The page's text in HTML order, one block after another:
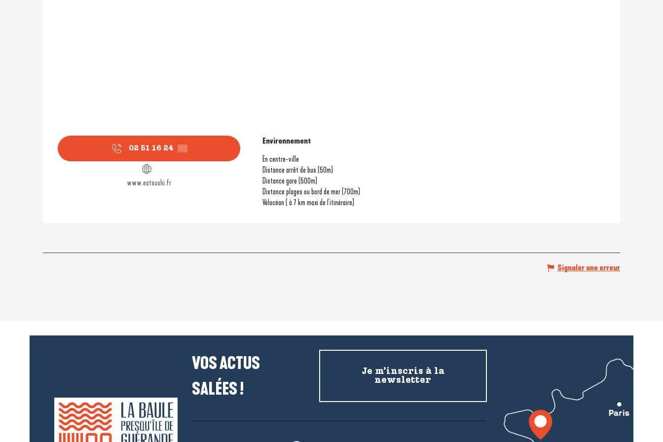
02 51 16 24 ▒▒
www.eatsushi.fr
Environnement
Environnement
En centre-ville
Distance arrêt de bus (50m)
Distance gare (500m)
Distance plages ou bord de mer(700m)
Vélocéan ( à 7 km maxi de l'itinéraire)
Signaler une erreur
VOS ACTUS
SALÉES !
Je m’inscris à la
newsletter